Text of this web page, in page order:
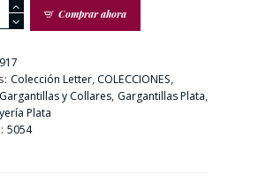
Comprar ahora
Colección Letter, COLECCIONES,
y Collares, Gargantillas Plata,
Plata
5054